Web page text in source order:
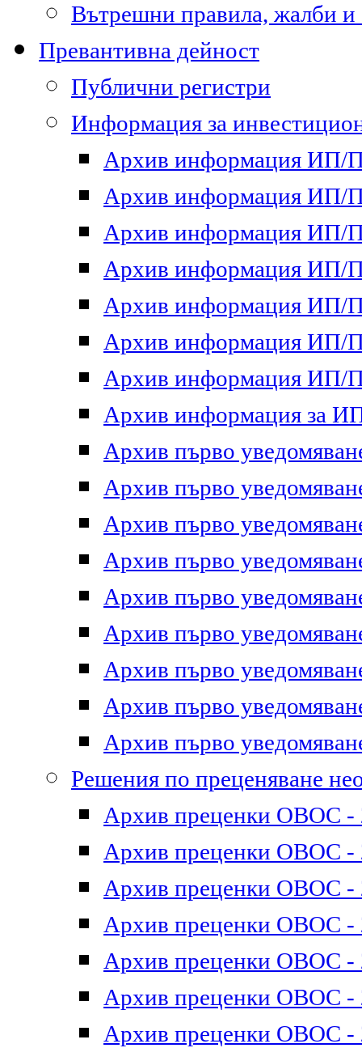
Вътрешни правила, жалби и
Превантивна дейност
Публични регистри
Информация за
Архив информация ИП/
Архив информация ИП/
Архив информация ИП/
Архив информация ИП/
Архив информация ИП/
Архив информация ИП/
Архив информация ИП/
Архив информация за
Архив първо
Архив първо
Архив първо
Архив първо
Архив първо
Архив първо
Архив първо
Архив първо
Архив първо
Решения по преценяване
Архив преценки ОВОС -
Архив преценки ОВОС -
Архив преценки ОВОС -
Архив преценки ОВОС -
Архив преценки ОВОС -
Архив преценки ОВОС -
Архив преценки ОВОС -